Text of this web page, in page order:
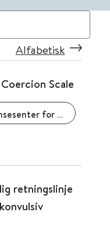
Alfabetisk
Scale
Nasjonalt kompetansesenter for psykisk helsearbeid (NAPHA)
retningslinje